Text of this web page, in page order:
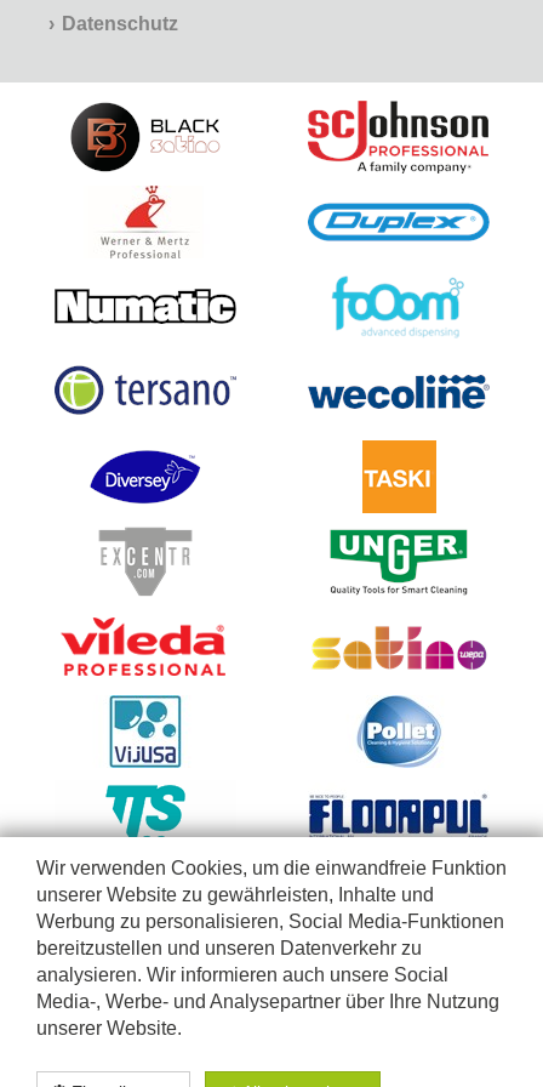
Wir verwenden Cookies, um die einwandfreie Funktion
unserer Website zu gewährleisten, Inhalte und
Werbung zu personalisieren, Social Media-Funktionen
bereitzustellen und unseren Datenverkehr zu
analysieren. Wir informieren auch unsere Social
Media-, Werbe- und Analysepartner über Ihre Nutzung
unserer Website.
Datenschutz